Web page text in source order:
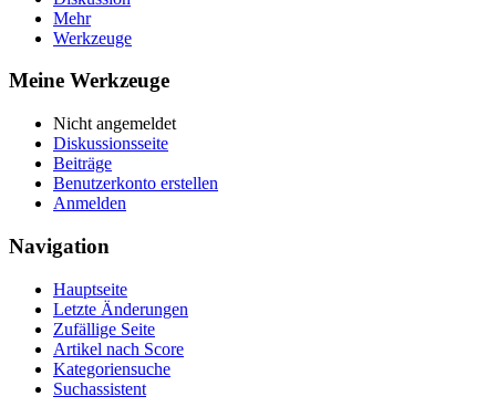
Mehr
Werkzeuge
Meine Werkzeuge
Nicht angemeldet
Diskussionsseite
Beiträge
Benutzerkonto erstellen
Anmelden
Navigation
Hauptseite
Letzte Änderungen
Zufällige Seite
Artikel nach Score
Kategoriensuche
Suchassistent